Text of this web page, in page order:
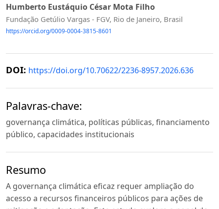
Humberto Eustáquio César Mota Filho
Fundação Getúlio Vargas - FGV, Rio de Janeiro, Brasil
https://orcid.org/0009-0004-3815-8601
DOI: https://doi.org/10.70622/2236-8957.2026.636
Palavras-chave:
governança climática, políticas públicas, financiamento
público, capacidades institucionais
Resumo
A governança climática eficaz requer ampliação do
acesso a recursos financeiros públicos para ações de